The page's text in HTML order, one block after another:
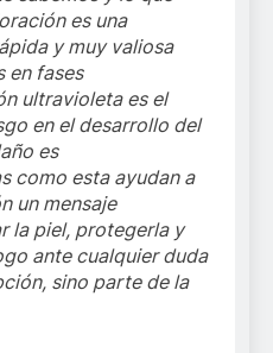
es una
y muy valiosa
en fases
ultravioleta es el
en el desarrollo del
es
como esta ayudan a
un mensaje
la piel, protegerla y
ante cualquier duda
sino parte de la